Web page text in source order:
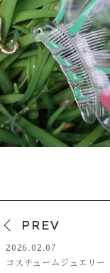
PREV
2026.02.07
コスチュームジュエリー